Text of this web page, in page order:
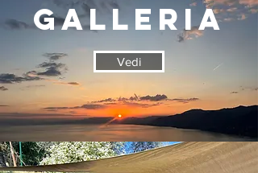
GALLERIA
Vedi